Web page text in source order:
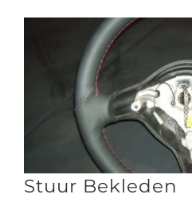
Stuur Bekleden